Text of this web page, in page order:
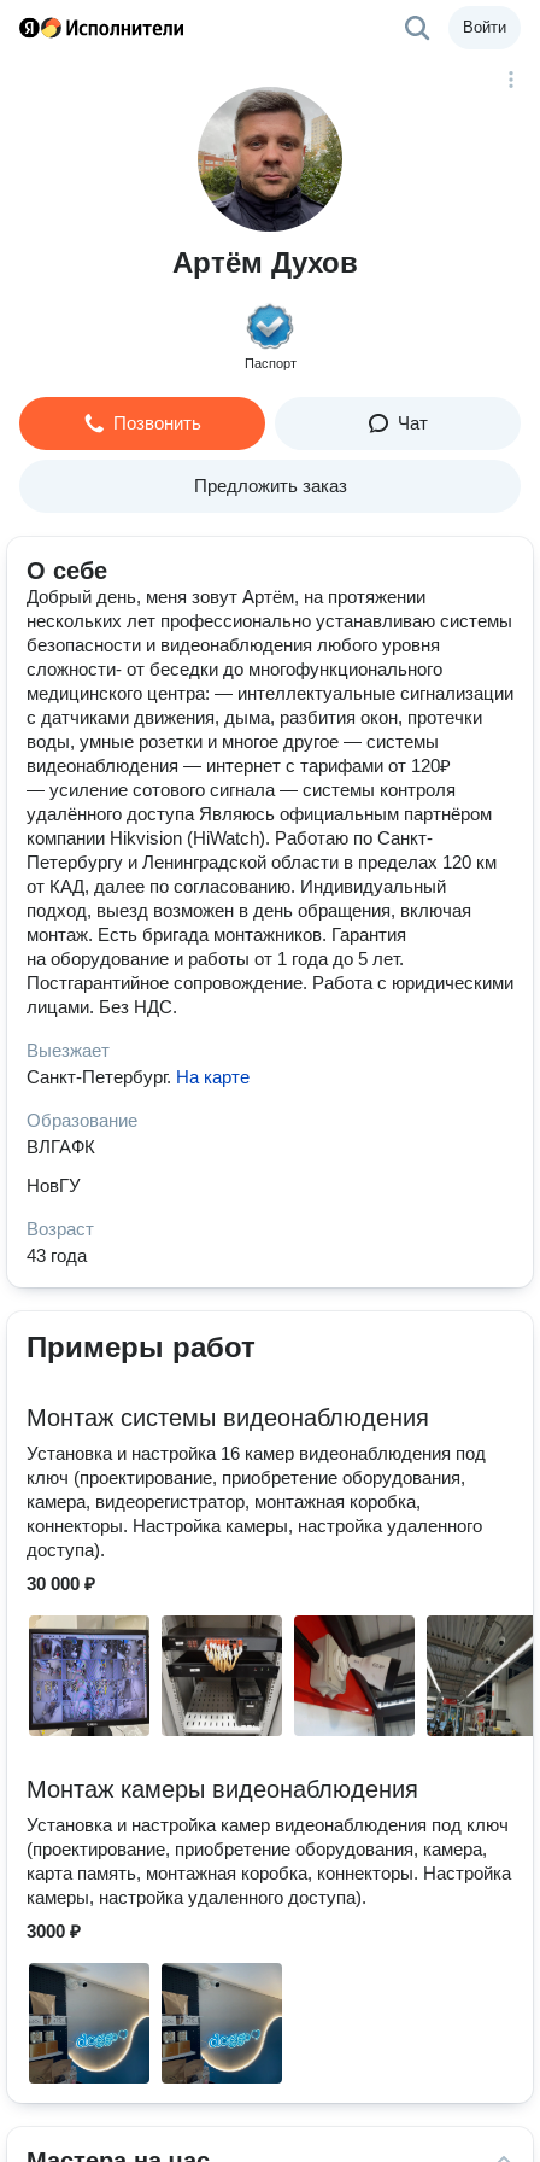
Войти
Артём Духов
Паспорт
Позвонить Чат
Предложить заказ
О себе
Добрый день, меня зовут Артём, на протяжении
нескольких лет профессионально устанавливаю системы
безопасности и видеонаблюдения любого уровня
сложности- от беседки до многофункционального
медицинского центра: — интеллектуальные сигнализации
с датчиками движения, дыма, разбития окон, протечки
воды, умные розетки и многое другое — системы
видеонаблюдения — интернет с тарифами от 120₽
— усиление сотового сигнала — системы контроля
удалённого доступа Являюсь официальным партнёром
компании Hikvision (HiWatch). Работаю по Санкт-
Петербургу и Ленинградской области в пределах 120 км
от КАД, далее по согласованию. Индивидуальный
подход, выезд возможен в день обращения, включая
монтаж. Есть бригада монтажников. Гарантия
на оборудование и работы от 1 года до 5 лет.
Постгарантийное сопровождение. Работа с юридическими
лицами. Без НДС.
Выезжает
Санкт-Петербург. На карте
Образование
ВЛГАФК
НовГУ
Возраст
43 года
Примеры работ
Монтаж системы видеонаблюдения
Установка и настройка 16 камер видеонаблюдения под
ключ (проектирование, приобретение оборудования,
камера, видеорегистратор, монтажная коробка,
коннекторы. Настройка камеры, настройка удаленного
доступа).
30 000 ₽
Монтаж камеры видеонаблюдения
Установка и настройка камер видеонаблюдения под ключ
(проектирование, приобретение оборудования, камера,
карта память, монтажная коробка, коннекторы. Настройка
камеры, настройка удаленного доступа).
3000 ₽